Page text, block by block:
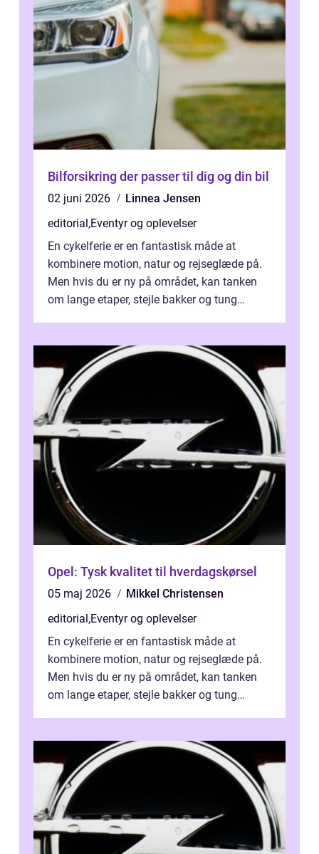
Bilforsikring der passer til dig og din bil
02 juni 2026
Linnea Jensen
editorial,Eventyr og oplevelser
En cykelferie er en fantastisk måde at
kombinere motion, natur og rejseglæde på.
Men hvis du er ny på området, kan tanken
om lange etaper, stejle bakker og tung
Opel: Tysk kvalitet til hverdagskørsel
05 maj 2026
Mikkel Christensen
editorial,Eventyr og oplevelser
En cykelferie er en fantastisk måde at
kombinere motion, natur og rejseglæde på.
Men hvis du er ny på området, kan tanken
om lange etaper, stejle bakker og tung